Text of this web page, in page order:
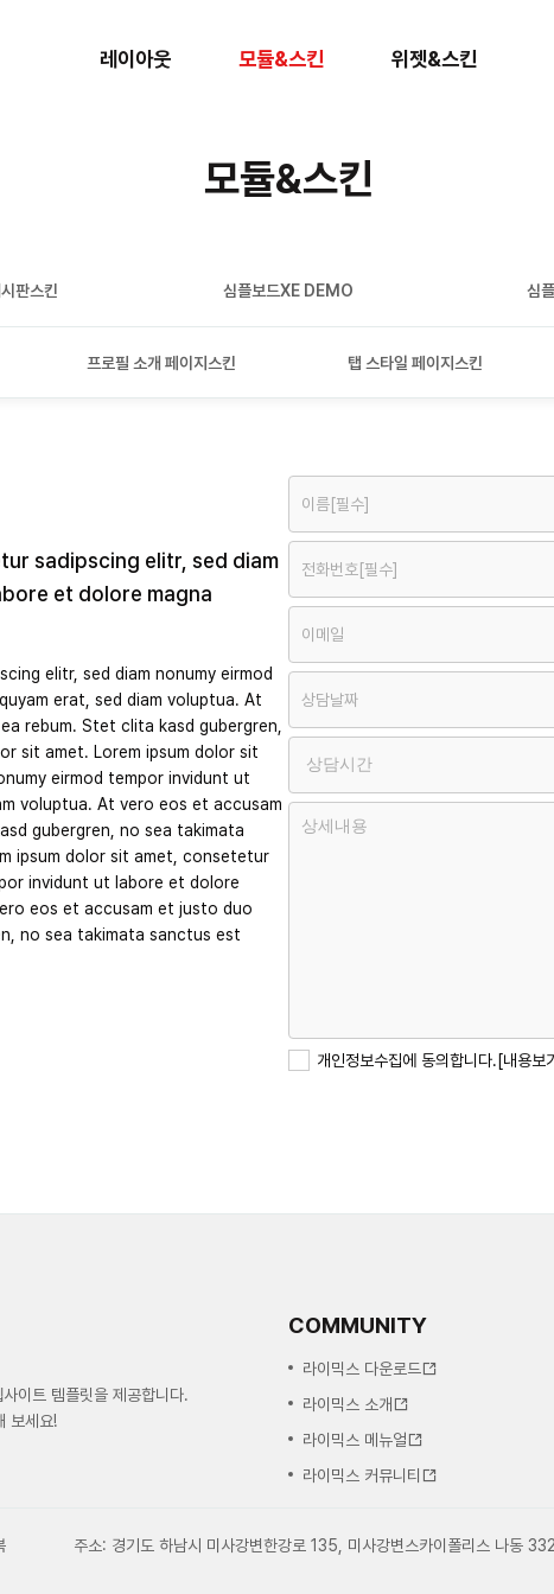
레이아웃 모듈&스킨 위젯&스킨
모듈&스킨
판스킨 심플보드XE DEMO 심
프로필 소개 페이지스킨 탭 스타일 페이지스킨
sadipscing elitr, sed diam
et dolore magna
elitr, sed diam nonumy eirmod
erat, sed diam voluptua. At
rebum. Stet clita kasd gubergren,
sit amet. Lorem ipsum dolor sit
eirmod tempor invidunt ut
voluptua. At vero eos et accusam
gubergren, no sea takimata
ipsum dolor sit amet, consetetur
invidunt ut labore et dolore
eos et accusam et justo duo
no sea takimata sanctus est
개인정보수집에 동의합니다.[내용보
이트 템플릿을 제공합니다.
보세요!
COMMUNITY
라이믹스 다운로드
라이믹스 소개
라이믹스 메뉴얼
라이믹스 커뮤니티
주소: 경기도 하남시 미사강변한강로 135, 미사강변스카이폴리스 나동